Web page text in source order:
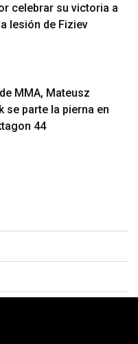
celebrar su victoria a
lesión de Fiziev
MMA, Mateusz
se parte la pierna en
44